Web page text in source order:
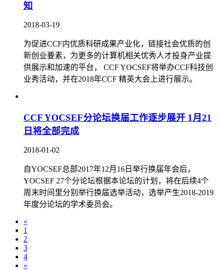
知
2018-03-19
为促进CCF内优质科研成果产业化，链接社会优质的创
新创业要素，为更多的计算机相关优秀人才投身产业提
供展示和加速的平台， CCF YOCSEF将举办CCF科技创
业秀活动，并在2018年CCF 精英大会上进行展示。
CCF YOCSEF分论坛换届工作逐步展开 1月21
日将全部完成
2018-01-02
自YOCSEF总部2017年12月16日举行换届年会后，
YOCSEF 27个分论坛根据本论坛的计划，将在后续4个
周末时间里分别举行换届选举活动，选举产生2018-2019
年度分论坛的学术委员会。
«
1
2
3
4
»